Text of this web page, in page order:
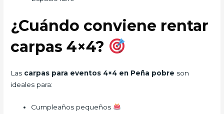
¿Cuándo conviene rentar
carpas 4×4?
Las carpas para eventos 4×4 en Peña pobre son
ideales para:
Cumpleaños pequeños